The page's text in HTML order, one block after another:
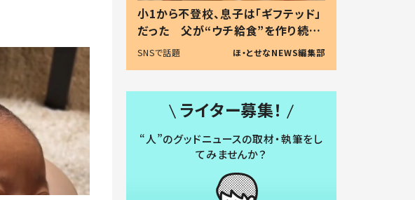
小1から不登校、息子は「ギフテッド」
だった 父が“ウチ給食”を作り続け
る理由とは #令和の親 #令和の子
SNSで話題 ほ・とせなNEWS編集部
ライター募集！
“人”のグッドニュースの取材・執筆をし
てみませんか？